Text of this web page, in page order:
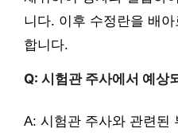
니다. 이후 수정란을 배
합니다.
Q: 시험관 주사에서 예상
A: 시험관 주사와 관련된